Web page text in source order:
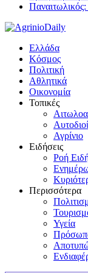
Ελλάδα
Κόσμος
Πολιτική
Αθλητικά
Οικονομία
Τοπικές
Αγρίνιο
Ειδήσεις
Ροή
Περισσότερα
Υγεία